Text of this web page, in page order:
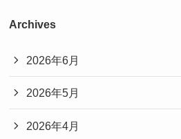
Archives
2026年6月
2026年5月
2026年4月